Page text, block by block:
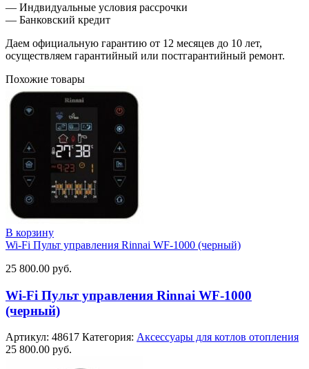
— Индвидуальные условия рассрочки
— Банковский кредит
Даем официальную гарантию от 12 месяцев до 10 лет,
осуществляем гарантийный или постгарантийный ремонт.
Похожие товары
В корзину
Wi-Fi Пульт управления Rinnai WF-1000 (черный)
25 800.00 руб.
Wi-Fi Пульт управления Rinnai WF-1000
(черный)
Артикул: 48617 Категория: Аксессуары для котлов отопления
25 800.00 руб.